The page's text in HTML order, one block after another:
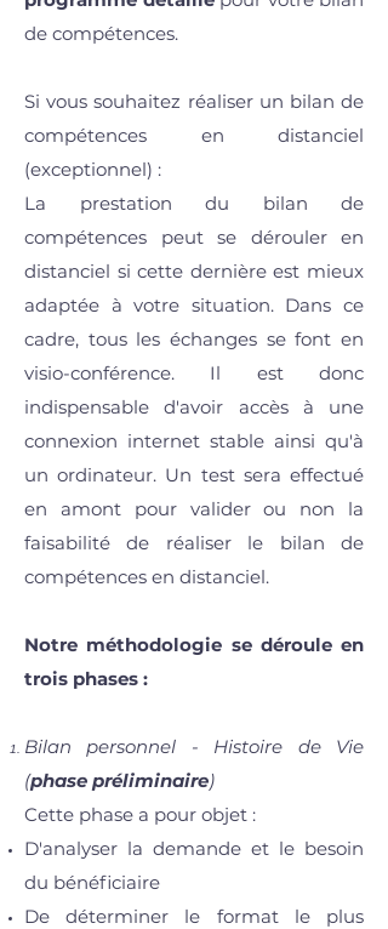
de compétences.
Si vous souhaitez réaliser un bilan de
compétences en distanciel
(exceptionnel) :
La prestation du bilan de
compétences peut se dérouler en
distanciel si cette dernière est mieux
adaptée à votre situation. Dans ce
cadre, tous les échanges se font en
visio-conférence. Il est donc
indispensable d'avoir accès à une
connexion internet stable ainsi qu'à
un ordinateur. Un test sera effectué
en amont pour valider ou non la
faisabilité de réaliser le bilan de
compétences en distanciel.
Notre méthodologie se déroule en
trois phases :
Bilan personnel - Histoire de Vie
(phase préliminaire)
Cette phase a pour objet :
D'analyser la demande et le besoin
du bénéficiaire
De déterminer le format le plus